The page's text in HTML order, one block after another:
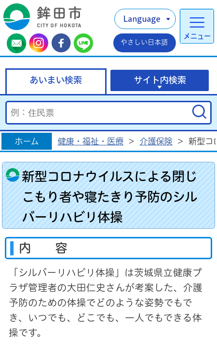
メニュー
Language
やさしい日本語
あいまい検索 サイト内検索
ホーム 健康・福祉・医療 > 介護保険 > 新型コ
新型コロナウイルスによる閉じ
こもり者や寝たきり予防のシル
バーリハビリ体操
内 容
「シルバーリハビリ体操」は茨城県立健康プ
ラザ管理者の大田仁史さんが考案した、介護
予防のための体操でどのような姿勢でもで
き、いつでも、どこでも、一人でもできる体
操です。